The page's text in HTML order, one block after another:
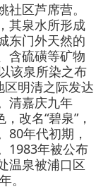
区芦席营。
其泉水所形成
东门外天然的
含硫磺等矿物
该泉所染之布
区明清之际发达
清嘉庆九年
改名“碧泉”，
80年代初期，
1983年被公布
温泉被浦口区
。